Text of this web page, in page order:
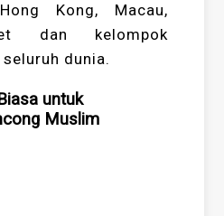
Kong, Macau,
dan kelompok
dunia.
untuk
Muslim